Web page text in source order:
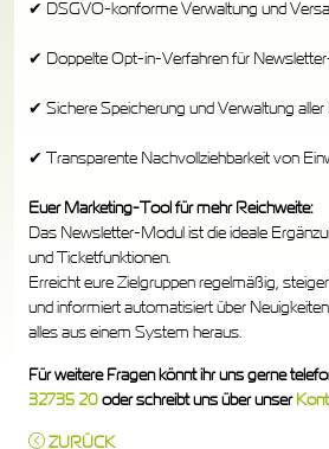
✔ DSGVO-konforme Verwaltung und
✔ Doppelte Opt-in-Verfahren für
✔ Sichere Speicherung und Verwaltung aller
✔ Transparente Nachvollziehbarkeit von
Euer Marketing-Tool für mehr Reichweite:
Das Newsletter-Modul ist die ideale
und Ticketfunktionen.
Erreicht eure Zielgruppen regelmäßig,
und informiert automatisiert über
alles aus einem System heraus.
Für weitere Fragen könnt ihr uns gerne
32735 20 oder schreibt uns über unser
ZURÜCK